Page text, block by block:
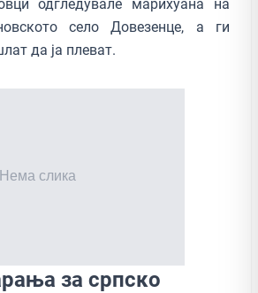
одгледувале марихуана на
село Довезенце, а ги
да ја плеват.
за српскo